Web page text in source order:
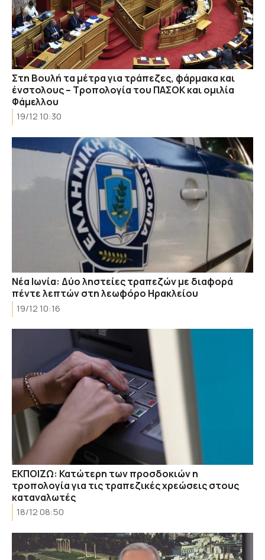
Στη Βουλή τα μέτρα για τράπεζες, φάρμακα και
ένστολους – Τροπολογία του ΠΑΣΟΚ και ομιλία
Φάμελλου
19/12 10:30
Νέα Ιωνία: Δύο ληστείες τραπεζών με διαφορά
πέντε λεπτών στη λεωφόρο Ηρακλείου
19/12 10:16
ΕΚΠΟΙΖΩ: Κατώτερη των προσδοκιών η
τροπολογία για τις τραπεζικές χρεώσεις στους
καταναλωτές
18/12 08:50